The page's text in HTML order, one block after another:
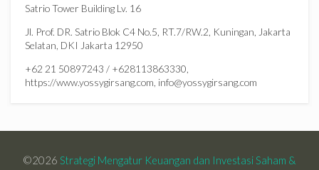
Satrio Tower Building Lv. 16
Jl. Prof. DR. Satrio Blok C4 No.5, RT.7/RW.2, Kuningan, Jakarta
Selatan, DKI Jakarta 12950
+62 21 50897243 / +628113863330,
https://www.yossygirsang.com, info@yossygirsang.com
©2026 Strategi Mengatur Keuangan dan Investasi Saham &